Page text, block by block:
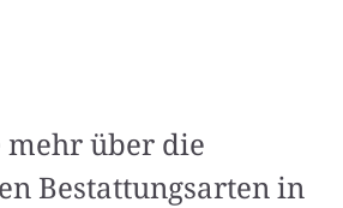
mehr über die
Bestattungsarten in